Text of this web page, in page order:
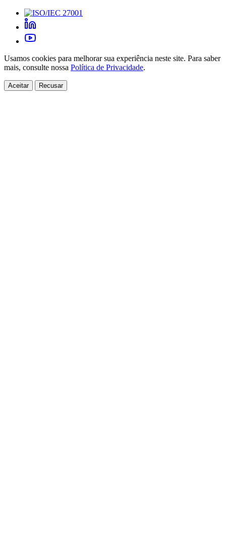
Usamos cookies para melhorar sua experiência neste site. Para saber
mais, consulte nossa Política de Privacidade.
Aceitar Recusar